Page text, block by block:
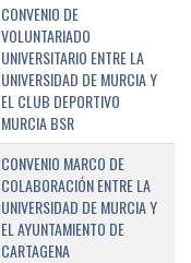
CONVENIO DE
VOLUNTARIADO
UNIVERSITARIO ENTRE LA
UNIVERSIDAD DE MURCIA Y
EL CLUB DEPORTIVO
MURCIA BSR
CONVENIO MARCO DE
COLABORACIÓN ENTRE LA
UNIVERSIDAD DE MURCIA Y
EL AYUNTAMIENTO DE
CARTAGENA